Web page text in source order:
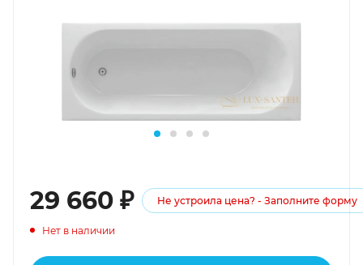
29 660 ₽ Не устроила цена? - Заполните форму
Нет в наличии